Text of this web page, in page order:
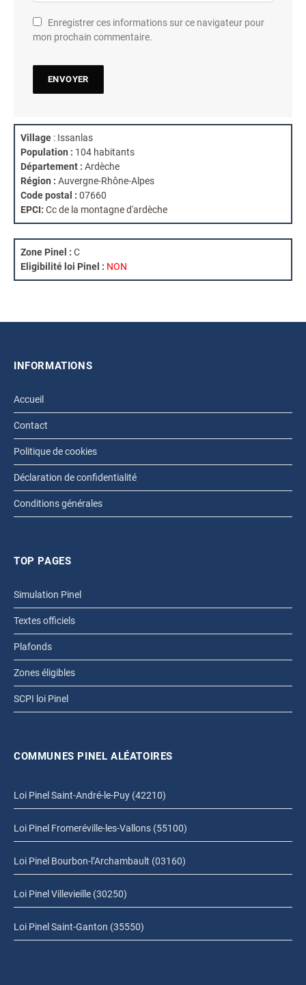
Enregistrer ces informations sur ce navigateur pour
mon prochain commentaire.
Village : Issanlas
Population : 104 habitants
Département : Ardèche
Région : Auvergne-Rhône-Alpes
Code postal : 07660
EPCI: Cc de la montagne d'ardèche
Zone Pinel : C
Eligibilité loi Pinel : NON
INFORMATIONS
Accueil
Contact
Politique de cookies
Déclaration de confidentialité
Conditions générales
TOP PAGES
Simulation Pinel
Textes officiels
Plafonds
Zones éligibles
SCPI loi Pinel
COMMUNES PINEL ALÉATOIRES
Loi Pinel Saint-André-le-Puy (42210)
Loi Pinel Fromeréville-les-Vallons (55100)
Loi Pinel Bourbon-l’Archambault (03160)
Loi Pinel Villevieille (30250)
Loi Pinel Saint-Ganton (35550)